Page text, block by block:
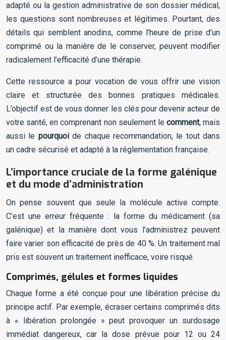
adapté ou la gestion administrative de son dossier médical,
les questions sont nombreuses et légitimes. Pourtant, des
détails qui semblent anodins, comme l’heure de prise d’un
comprimé ou la manière de le conserver, peuvent modifier
radicalement l’efficacité d’une thérapie.
Cette ressource a pour vocation de vous offrir une vision
claire et structurée des bonnes pratiques médicales.
L’objectif est de vous donner les clés pour devenir acteur de
votre santé, en comprenant non seulement le comment, mais
aussi le pourquoide chaque recommandation, le tout dans
un cadre sécurisé et adapté à la réglementation française.
L’importance cruciale de la forme galénique
et du mode d’administration
On pense souvent que seule la molécule active compte.
C’est une erreur fréquente : la forme du médicament (sa
galénique) et la manière dont vous l’administrez peuvent
faire varier son efficacité de près de 40 %. Un traitement mal
pris est souvent un traitement inefficace, voire risqué.
Comprimés, gélules et formes liquides
Chaque forme a été conçue pour une libération précise du
principe actif. Par exemple, écraser certains comprimés dits
à « libération prolongée » peut provoquer un surdosage
immédiat dangereux, car la dose prévue pour 12 ou 24